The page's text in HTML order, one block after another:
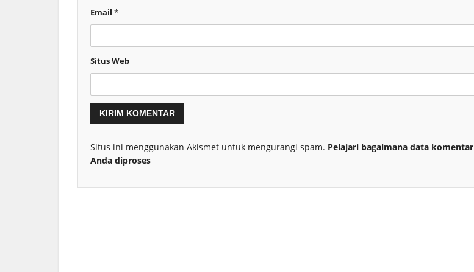
Email *
Situs Web
Situs ini menggunakan Akismet untuk mengurangi spam. Pelajari bagaimana data komentar
Anda diproses